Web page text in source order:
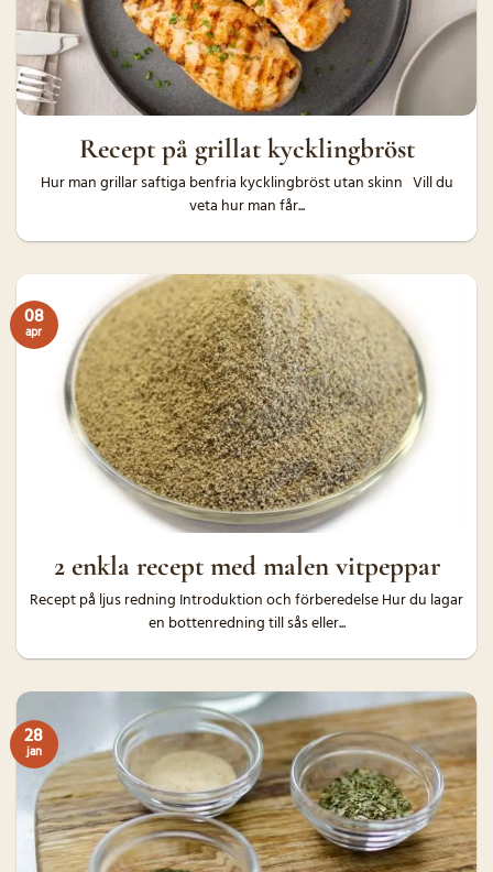
Recept på grillat kycklingbröst
Hur man grillar saftiga benfria kycklingbröst utan skinn Vill du
veta hur man får...
2 enkla recept med malen vitpeppar
Recept på ljus redning Introduktion och förberedelse Hur du lagar
en bottenredning till sås eller...
08
apr
28
jan